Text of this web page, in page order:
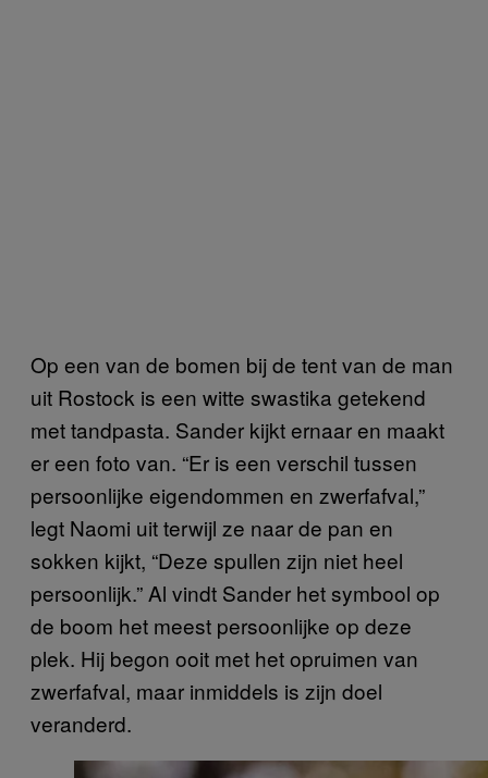
Op een van de bomen bij de tent van de man
uit Rostock is een witte swastika getekend
met tandpasta. Sander kijkt ernaar en maakt
er een foto van. “Er is een verschil tussen
persoonlijke eigendommen en zwerfafval,”
legt Naomi uit terwijl ze naar de pan en
sokken kijkt, “Deze spullen zijn niet heel
persoonlijk.” Al vindt Sander het symbool op
de boom het meest persoonlijke op deze
plek. Hij begon ooit met het opruimen van
zwerfafval, maar inmiddels is zijn doel
veranderd.